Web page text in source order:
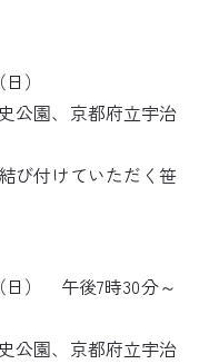
）
公園、京都府立宇治
び付けていただく笹
） 午後7時30分～
公園、京都府立宇治